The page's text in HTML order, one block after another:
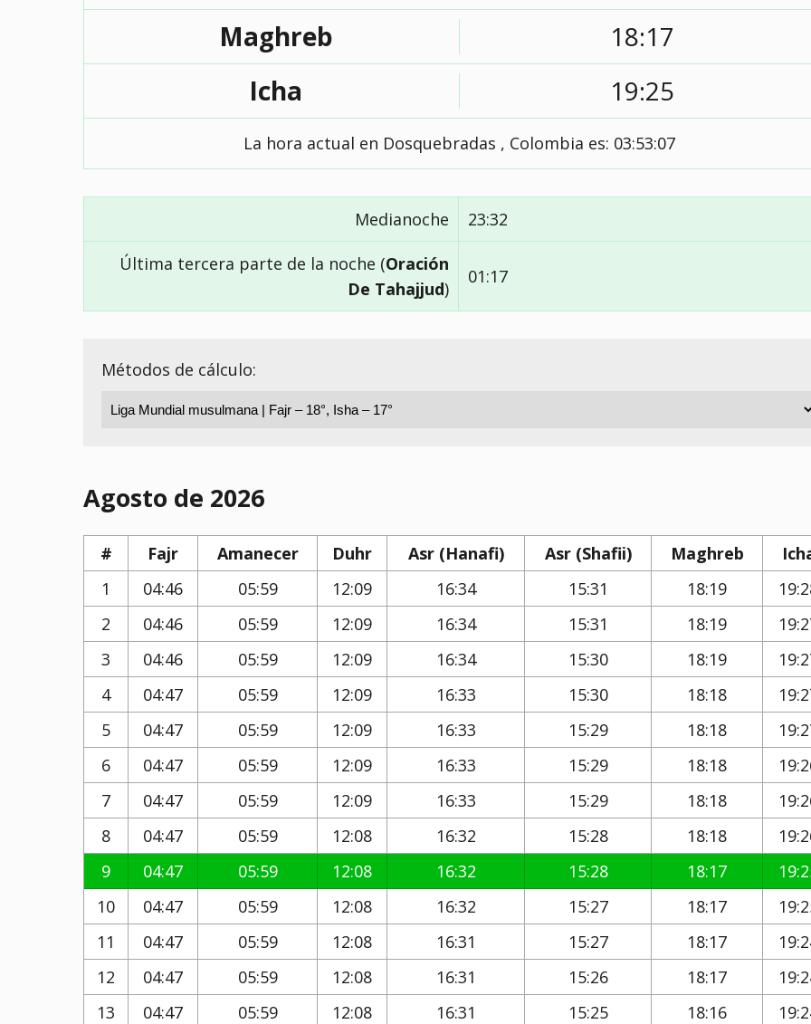
Maghreb
18:17
Icha
19:25
La hora actual en Dosquebradas , Colombia es: 03:53:08
Medianoche 23:32
Última tercera parte de la noche (Oración
De Tahajjud)
01:17
Métodos de cálculo:
Agosto de 2026
# Fajr Amanecer Duhr Asr (Hanafi) Asr (Shafii) Maghreb
1
04:46 05:59 12:09 16:34 15:31 18:19
2
04:46 05:59 12:09 16:34 15:31 18:19
3
04:46 05:59 12:09 16:34 15:30 18:19
4
04:47 05:59 12:09 16:33 15:30 18:18
5
04:47 05:59 12:09 16:33 15:29 18:18
6
04:47 05:59 12:09 16:33 15:29 18:18
7
04:47 05:59 12:09 16:33 15:29 18:18
8
04:47 05:59 12:08 16:32 15:28 18:18
9
04:47 05:59 12:08 16:32 15:28 18:17
10
04:47 05:59 12:08 16:32 15:27 18:17
11
04:47 05:59 12:08 16:31 15:27 18:17
12
04:47 05:59 12:08 16:31 15:26 18:17
13
04:47 05:59 12:08 16:31 15:25 18:16